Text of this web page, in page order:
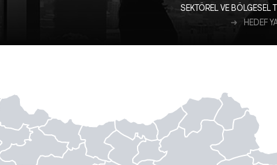
SEKTÖREL VE BÖLGESEL
HEDEF